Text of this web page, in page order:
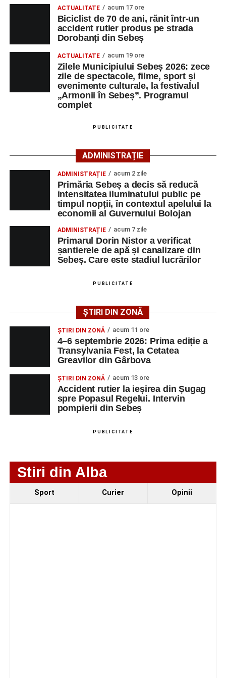
Pentru copii și tineri, festivalul propune jocuri și activități
recreative în mai multe zone ale municipiului – Răhău,
cartierul „Mihail Kogălniceanu”, Petrești și Parcul
Tineretului. Programul include spectacole pentru cei mici,
proiecții de film, petrecerea cu spumă și cea de-a treia
ediție a concursului MTB „Cicloaventurier de Sebeș”
care se va desfășura la Râpa Roșie.
Publicul adult va avea la dispoziție o serie de evenimente
artiști locali și salonul literar„Armonia artelor”
Festivalul va cuprinde și o seară dedicată tradițiilor
săsești, precum și un spectacol folcloric organizat în
memoria interpretului Felician Fărcașiu.
Printre momentele de atracție se numără spectacolul de
simfonic susținut în Grădina Muzeului Municipal „Ioan
Raica”, sub bagheta dirijoruluiRemus Grama, alături de
muzicieni români de prestigiu.
Și în acest an, pe scenă vor urca atât artiști consacrați, cât
cariere de succes în țară și în străinătate.
Festivalul include și o componentă cinematografică
importantă. Publicul va putea urmări mai multe producții
realizate cu implicarea producătoareiGabi Suciu
originară din Sebeș, prezentă de-a lungul timpului la
unele dintre cele mai importante festivaluri europene de
Un alt moment așteptat este show-ul susținut de
muzică electronică și un impresionant show de lasere în
Componenta sportivă a festivalului este reprezentată de
competiția„Cicloaventurier de Sebeș”
Sebeșului la fotbal
rezervată juniorilor și de debutul
oficial al echipeiCSM Sebeșîn fața propriilor suporteri.
ACTUALITATE acum 17 ore
Biciclist de 70 de ani, rănit într-un
accident rutier produs pe strada
Dorobanți din Sebeș
ACTUALITATE acum 19 ore
Zilele Municipiului Sebeș 2026: zece
zile de spectacole, filme, sport și
evenimente culturale, la festivalul
„Armonii în Sebeș”. Programul
complet
PUBLICITATE
ADMINISTRAȚIE
ADMINISTRAȚIE acum 2 zile
Primăria Sebeș a decis să reducă
intensitatea iluminatului public pe
timpul nopții, în contextul apelului la
economii al Guvernului Bolojan
ADMINISTRAȚIE acum 7 zile
Primarul Dorin Nistor a verificat
șantierele de apă și canalizare din
Sebeș. Care este stadiul lucrărilor
PUBLICITATE
ȘTIRI DIN ZONĂ
ȘTIRI DIN ZONĂ acum 11 ore
4–6 septembrie 2026: Prima ediție a
Transylvania Fest, la Cetatea
Greavilor din Gârbova
ȘTIRI DIN ZONĂ acum 13 ore
Accident rutier la ieșirea din Șugag
spre Popasul Regelui. Intervin
pompierii din Sebeș
PUBLICITATE
Stiri din Alba
Sport Curier Opinii